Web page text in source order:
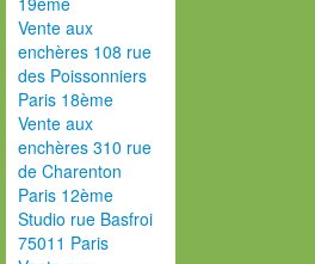
Vente aux
enchères 108 rue
des Poissonniers
Paris 18ème
Vente aux
enchères 310 rue
de Charenton
Paris 12ème
Studio rue Basfroi
75011 Paris